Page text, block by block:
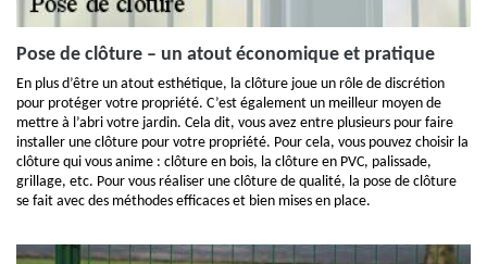
Pose de clôture – un atout économique et pratique
En plus d’être un atout esthétique, la clôture joue un rôle de discrétion
pour protéger votre propriété. C’est également un meilleur moyen de
mettre à l’abri votre jardin. Cela dit, vous avez entre plusieurs pour faire
installer une clôture pour votre propriété. Pour cela, vous pouvez choisir la
clôture qui vous anime : clôture en bois, la clôture en PVC, palissade,
grillage, etc. Pour vous réaliser une clôture de qualité, la pose de clôture
se fait avec des méthodes efficaces et bien mises en place.